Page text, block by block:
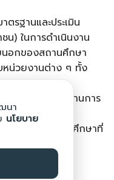
รฐานและประเมิน
) ในการดำเนินงาน
อกของสถานศึกษา
หน่วยงานต่าง ๆ ทั้ง
รงการและรายงานการ
พย์สินของสถานศึกษาที่
นา
นโยบาย